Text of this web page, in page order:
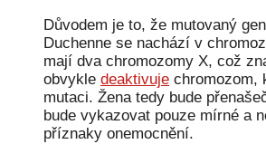
Důvodem je to, že mutovaný
Duchenne se nachází v
mají dva chromozomy X, což
obvykle deaktivuje chromozom,
mutaci. Žena tedy bude
bude vykazovat pouze mírné a
příznaky onemocnění.